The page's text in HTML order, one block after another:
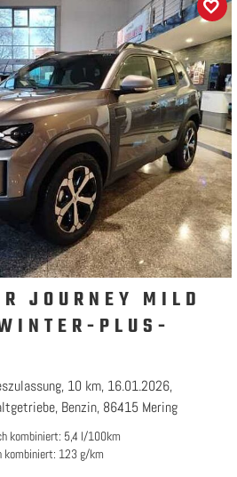
JOURNEY MILD
PLUS-
10 km 16.01.2026
Benzin 86415 Mering
kombiniert: 5,4 l/100km
kombiniert: 123 g/km